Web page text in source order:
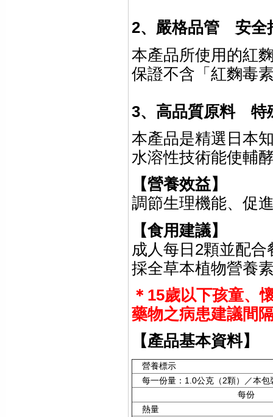
2、嚴格品管 安全
本產品所使用的紅
保證不含「紅麴毒
3、高品質原料 特
本產品是精選日本
水溶性技術能使輔
【營養效益】
調節生理機能、促
【食用建議】
成人每日 2顆並配合
採全草本植物營養
＊ 15歲以下孩童、
藥物之病患建議間
【產品基本資料】
營養標示
每一份量： 1.0公克（2顆）／本包
每份
熱量